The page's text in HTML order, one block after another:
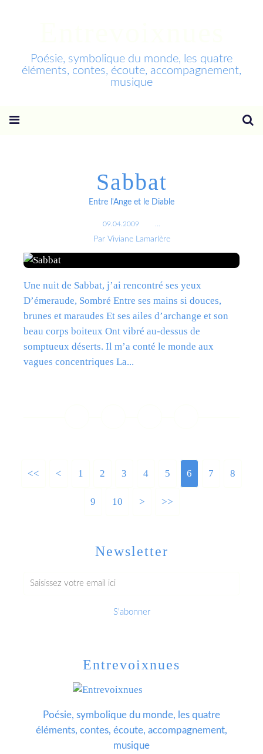
Poésie, symbolique du monde, les quatre
éléments, contes, écoute, accompagnement,
musique
Sabbat
Entre l'Ange et le Diable
09.04.2009
Par Viviane Lamarlère
Une nuit de Sabbat, j’ai rencontré ses yeux
D’émeraude, Sombré Entre ses mains si douces,
brunes et maraudes Et ses ailes d’archange et son
beau corps boiteux Ont vibré au-dessus de
somptueux déserts. Il m’a conté le monde aux
vagues concentriques La...
<< < 1 2 3 4 5 6 7 8
9 10 > >>
Newsletter
Entrevoixnues
Poésie, symbolique du monde, les quatre
éléments, contes, écoute, accompagnement,
musique